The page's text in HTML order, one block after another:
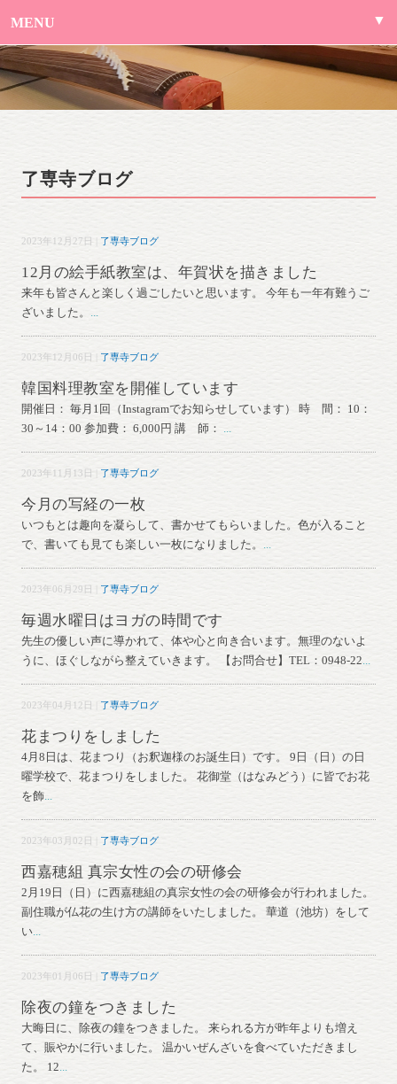
MENU
了専寺ブログ
2023年12月27日 | 了専寺ブログ
12月の絵手紙教室は、年賀状を描きました
来年も皆さんと楽しく過ごしたいと思います。 今年も一年有難うご
ざいました。
2023年12月06日 | 了専寺ブログ
韓国料理教室を開催しています
開催日： 毎月1回（Instagramでお知らせしています） 時 間： 10：
30～14：00 参加費： 6,000円 講 師：
2023年11月13日 | 了専寺ブログ
今月の写経の一枚
いつもとは趣向を凝らして、書かせてもらいました。色が入ること
で、書いても見ても楽しい一枚になりました。
2023年06月29日 | 了専寺ブログ
毎週水曜日はヨガの時間です
先生の優しい声に導かれて、体や心と向き合います。無理のないよ
うに、ほぐしながら整えていきます。 【お問合せ】TEL：0948-22
2023年04月12日 | 了専寺ブログ
花まつりをしました
4月8日は、花まつり（お釈迦様のお誕生日）です。 9日（日）の日
曜学校で、花まつりをしました。 花御堂（はなみどう）に皆でお花
を飾
2023年03月02日 | 了専寺ブログ
西嘉穂組 真宗女性の会の研修会
2月19日（日）に西嘉穂組の真宗女性の会の研修会が行われました。
副住職が仏花の生け方の講師をいたしました。 華道（池坊）をして
い
2023年01月06日 | 了専寺ブログ
除夜の鐘をつきました
大晦日に、除夜の鐘をつきました。 来られる方が昨年よりも増え
て、賑やかに行いました。 温かいぜんざいを食べていただきまし
た。 12